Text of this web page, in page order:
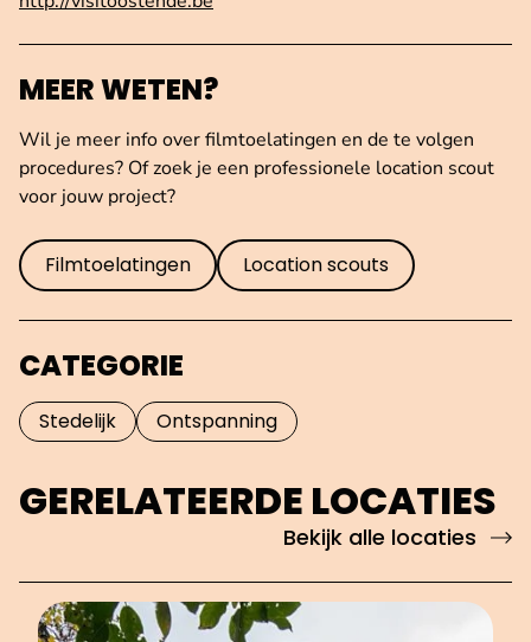
MEER WETEN?
Wil je meer info over filmtoelatingen en de te volgen
procedures? Of zoek je een professionele location scout
voor jouw project?
Filmtoelatingen Location scouts
CATEGORIE
Stedelijk Ontspanning
GERELATEERDE LOCATIES
Bekijk alle locaties